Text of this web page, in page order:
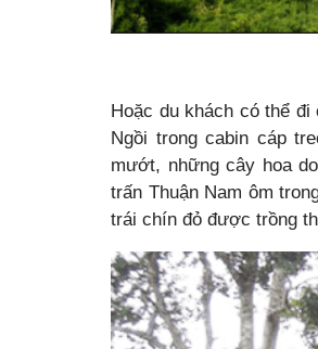
Hoặc du khách có thể
Ngồi trong cabin cáp
mướt, những cây hoa
trấn Thuận Nam ôm
trái chín đỏ được trồng